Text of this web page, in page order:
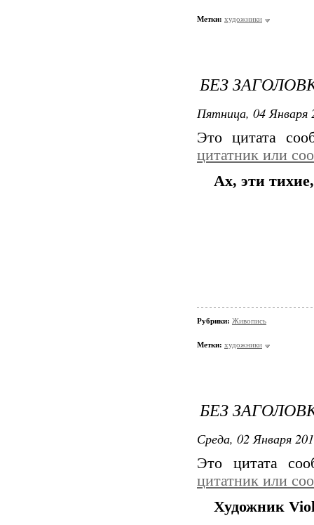
Метки: художники
БЕЗ
Пятница, 04 Января
Это цитата
цитатник или
Ах, эти
Рубрики: Живопись
Метки: художники
БЕЗ
Среда, 02 Января
Это цитата
цитатник или
Художник